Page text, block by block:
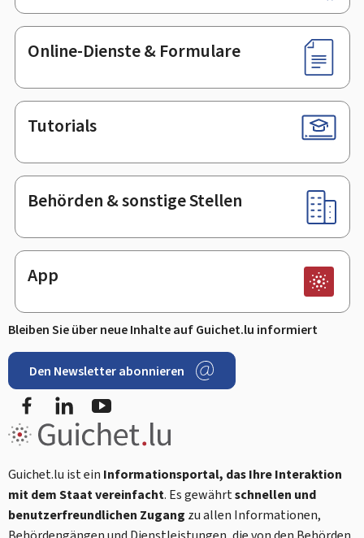
Online-Dienste & Formulare
Tutorials
Behörden & sonstige Stellen
App
Bleiben Sie über neue Inhalte auf Guichet.lu informiert
Den Newsletter abonnieren
FacebookLinkedIn
Guichet.lu ist ein Informationsportal, das Ihre Interaktion
mit dem Staat vereinfacht. Es gewährtschnellen und
benutzerfreundlichen Zugang zu allen Informationen,